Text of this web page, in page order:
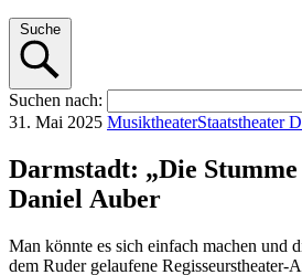
Suche
Suchen nach:
31. Mai 2025 MusiktheaterStaatstheater
Darmstadt: „Die
Daniel Auber
Man könnte es sich einfach machen und
dem Ruder gelaufene Regisseurstheater-